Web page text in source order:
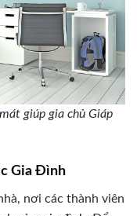
giúp gia chủ Giáp
Gia Đình
nơi các thành viên